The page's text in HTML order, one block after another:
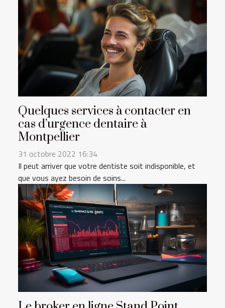
Quelques services à contacter en
cas d’urgence dentaire à
Montpellier
31 octobre 2022 16:34
Il peut arriver que votre dentiste soit indisponible, et
que vous ayez besoin de soins...